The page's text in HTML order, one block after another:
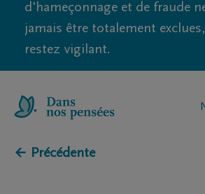
d'hameçonnage et de fraude
jamais être totalement
restez vigilant.
← Précédente